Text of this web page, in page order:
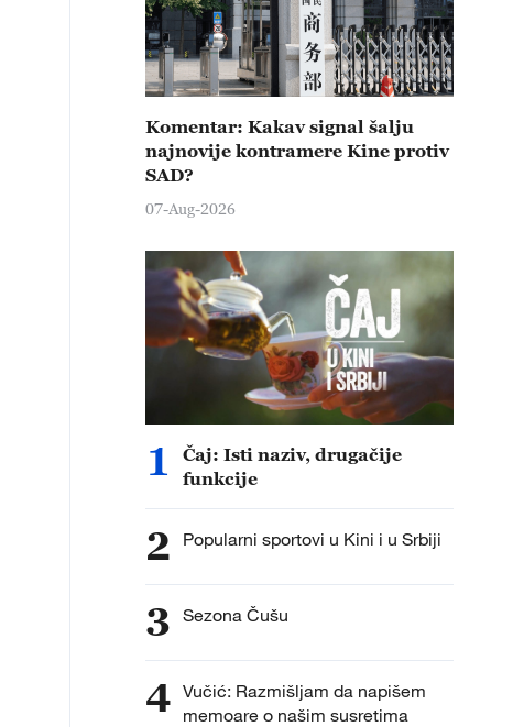
Komentar: Kakav signal šalju
najnovije kontramere Kine protiv
SAD?
07-Aug-2026
1
Čaj: Isti naziv, drugačije
funkcije
2 Popularni sportovi u Kini i u Srbiji
3 Sezona Čušu
4 Vučić: Razmišljam da napišem
memoare o našim susretima